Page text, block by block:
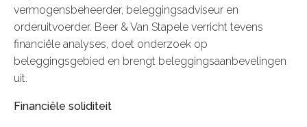
vermogensbeheerder, beleggingsadviseur en
orderuitvoerder. Beer & Van Stapele verricht tevens
financiële analyses, doet onderzoek op
beleggingsgebied en brengt beleggingsaanbevelingen
uit.
Financiële soliditeit